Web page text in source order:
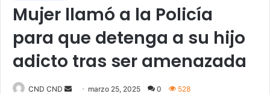
Mujer llamó a la Policía
para que detenga a su hijo
adicto tras ser amenazada
CND CND
Send marzo 25, 2025 0 528